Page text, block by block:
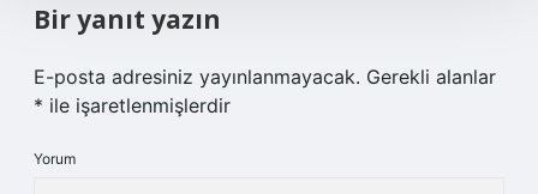
Bir yanıt yazın
E-posta adresiniz yayınlanmayacak. Gerekli alanlar
* ile işaretlenmişlerdir
Yorum